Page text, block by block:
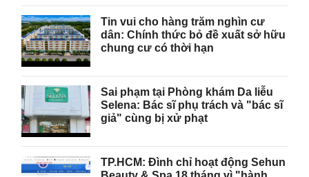
Tin vui cho hàng trăm nghìn cư
dân: Chính thức bỏ đề xuất sở hữu
chung cư có thời hạn
Sai phạm tại Phòng khám Da liễu
Selena: Bác sĩ phụ trách và "bác sĩ
giả" cùng bị xử phạt
TP.HCM: Đình chỉ hoạt động Sehun